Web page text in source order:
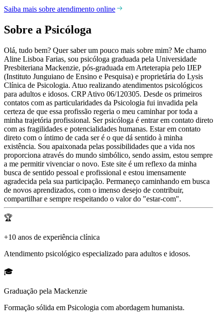
Saiba mais sobre atendimento online
Sobre a Psicóloga
Olá, tudo bem? Quer saber um pouco mais sobre mim? Me chamo
Aline Lisboa Farias, sou psicóloga graduada pela Universidade
Presbiteriana Mackenzie, pós-graduada em Arteterapia pelo IJEP
(Instituto Junguiano de Ensino e Pesquisa) e proprietária do Lysis
Clínica de Psicologia. Atuo realizando atendimentos psicológicos
para adultos e idosos. CRP Ativo 06/120305. Desde os primeiros
contatos com as particularidades da Psicologia fui invadida pela
certeza de que essa profissão regeria o meu caminhar por toda a
minha trajetória profissional. Ser psicóloga é entrar em contato direto
com as fragilidades e potencialidades humanas. Estar em contato
direto com o íntimo de cada ser é o que dá sentido à minha
existência. Sou apaixonada pelas possibilidades que a vida nos
proporciona através do mundo simbólico, sendo assim, estou sempre
a me permitir vivenciar o novo. Este site é um reflexo da minha
busca de sentido pessoal e profissional e estou imensamente
agradecida pela sua participação. Permaneço caminhando em busca
de novos aprendizados, com o imenso desejo de contribuir,
compartilhar e sempre respeitando o valor do "estar-com".
🏆
+10 anos de experiência clínica
Atendimento psicológico especializado para adultos e idosos.
🎓
Graduação pela Mackenzie
Formação sólida em Psicologia com abordagem humanista.